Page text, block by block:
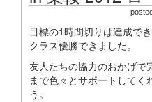
目標の1時間切りは達成で
クラス優勝できました。
友人たちの協力のおかげで
まで色々とサポートしてく
う。